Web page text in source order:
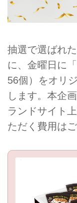
抽選で選ばれ
に、金曜日に
56個）をオリ
します。本企
ランドサイト
ただく費用は